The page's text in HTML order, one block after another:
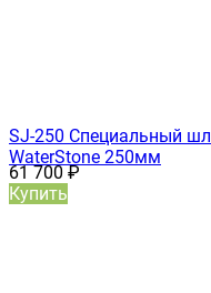
SJ-250 Специальный
WaterStone 250мм
61 700₽
Купить